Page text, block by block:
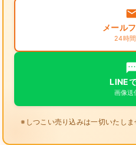
メール
24時
LINE
画像送
※しつこい売り込みは一切いたしま